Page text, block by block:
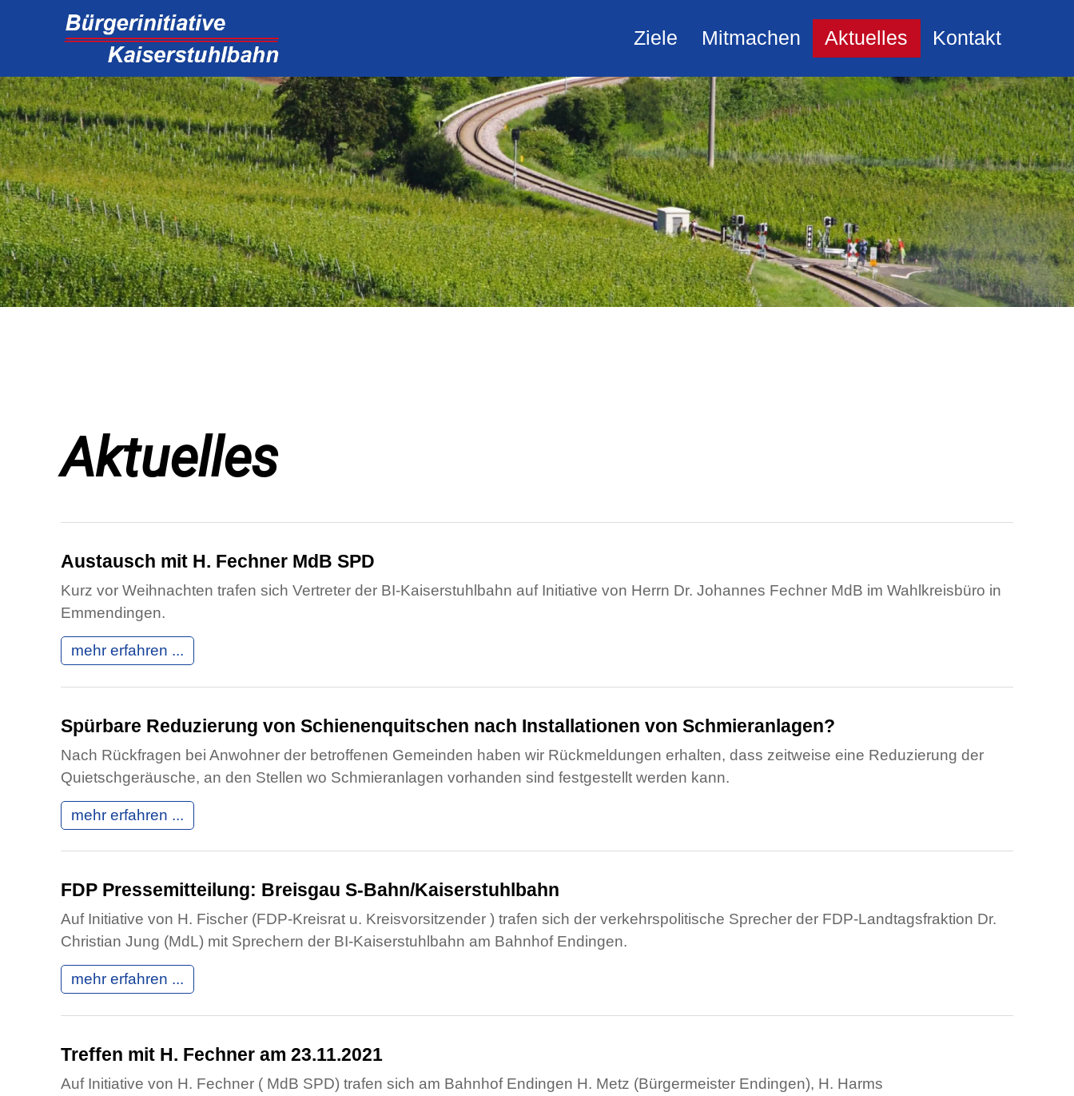
Ziele Mitmachen Aktuelles Kontakt
Aktuelles
Austausch mit H. Fechner MdB SPD
Kurz vor Weihnachten trafen sich Vertreter der BI-Kaiserstuhlbahn auf Initiative von Herrn Dr. Johannes Fechner MdB im Wahlkreisbüro in
Emmendingen.
mehr erfahren ...
Spürbare Reduzierung von Schienenquitschen nach Installationen von Schmieranlagen?
Nach Rückfragen bei Anwohner der betroffenen Gemeinden haben wir Rückmeldungen erhalten, dass zeitweise eine Reduzierung der
Quietschgeräusche, an den Stellen wo Schmieranlagen vorhanden sind festgestellt werden kann.
mehr erfahren ...
FDP Pressemitteilung: Breisgau S-Bahn/Kaiserstuhlbahn
Auf Initiative von H. Fischer (FDP-Kreisrat u. Kreisvorsitzender ) trafen sich der verkehrspolitische Sprecher der FDP-Landtagsfraktion Dr.
Christian Jung (MdL) mit Sprechern der BI-Kaiserstuhlbahn am Bahnhof Endingen.
mehr erfahren ...
Treffen mit H. Fechner am 23.11.2021
Auf Initiative von H. Fechner ( MdB SPD) trafen sich am Bahnhof Endingen H. Metz (Bürgermeister Endingen), H. Harms